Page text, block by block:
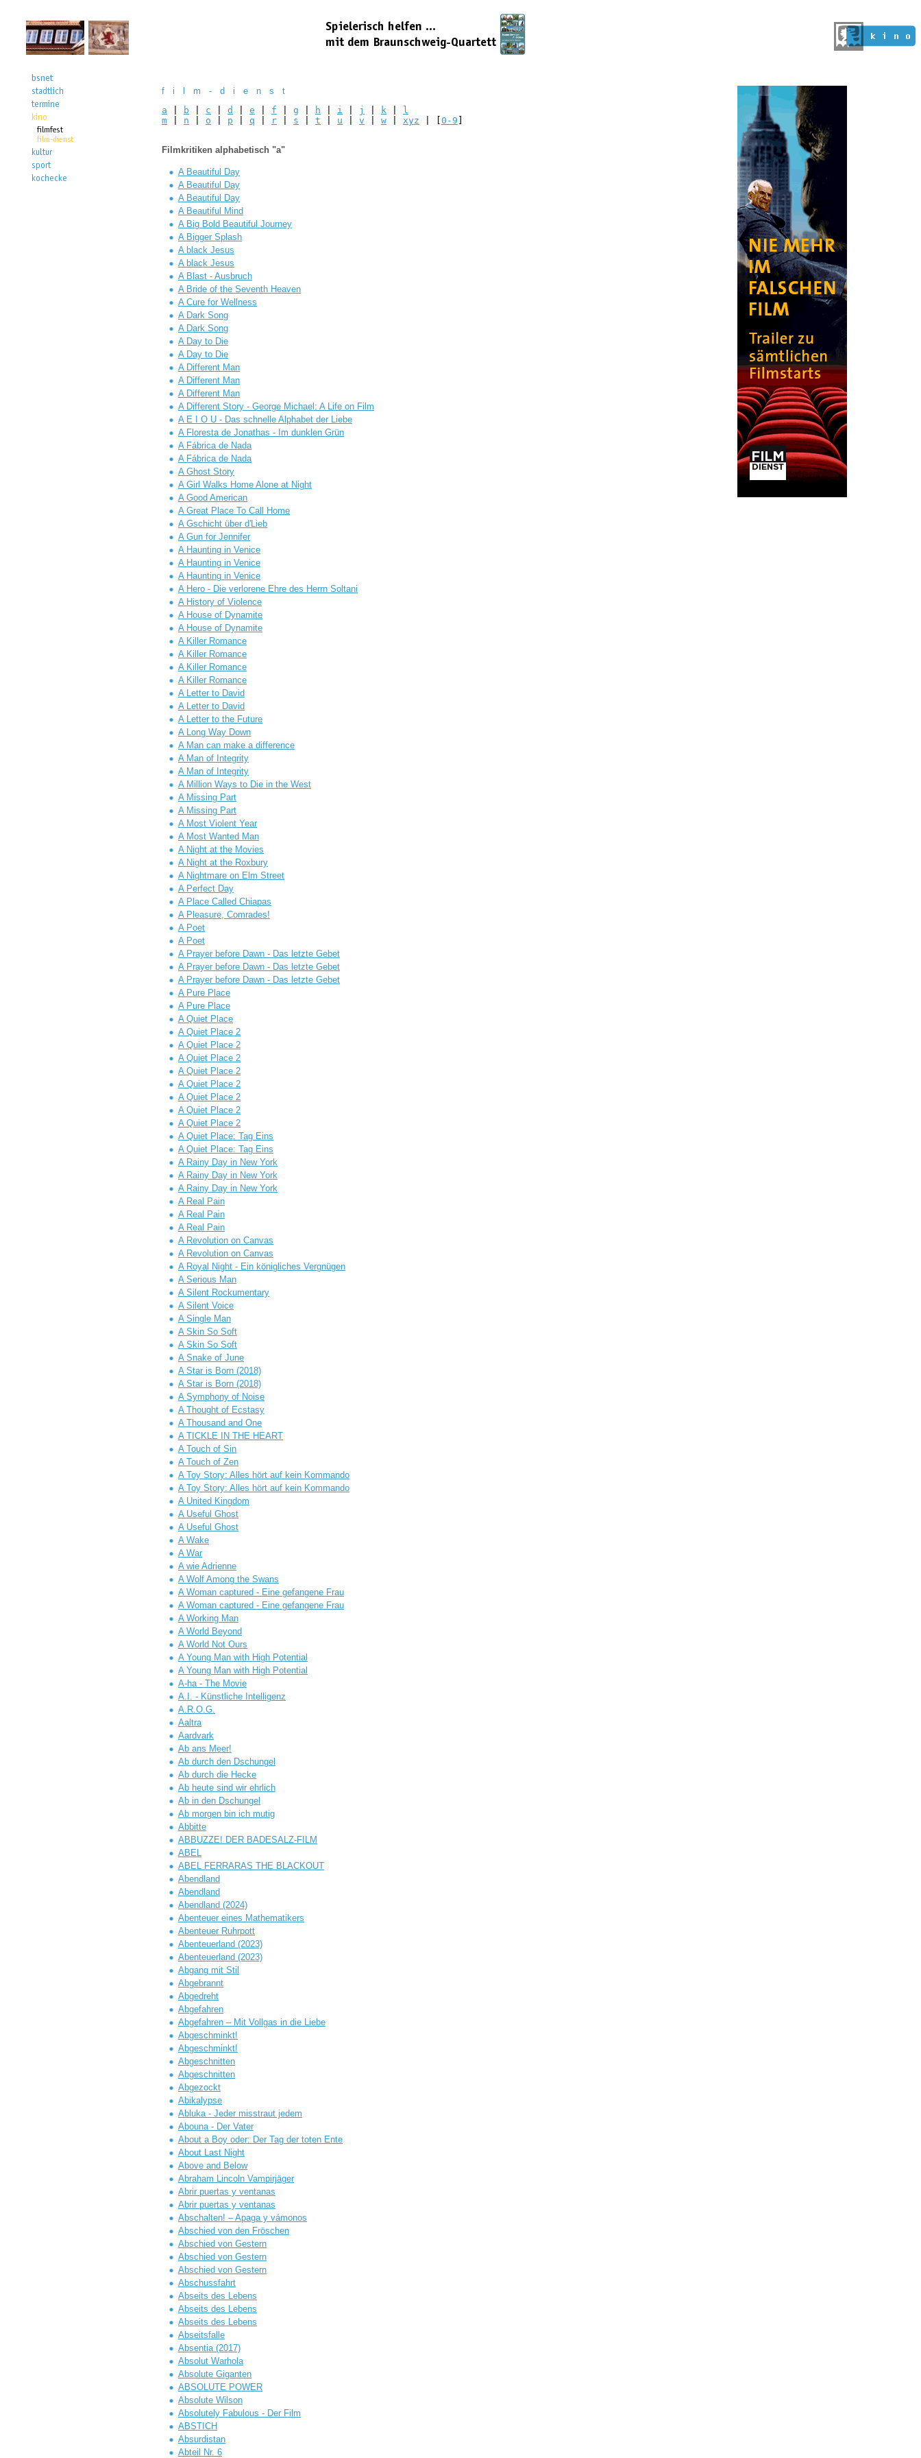
f i l m - d i e n s t
a
b c d e f g h i j k
l
m
n o p q r s t u v w xyz 0-9
Filmkritiken alphabetisch "a"
A Beautiful Day
A Beautiful Day
A Beautiful Day
A Beautiful Mind
A Big Bold Beautiful Journey
A Bigger Splash
A black Jesus
A black Jesus
A Blast - Ausbruch
A Bride of the Seventh Heaven
A Cure for Wellness
A Dark Song
A Dark Song
A Day to Die
A Day to Die
A Different Man
A Different Man
A Different Man
A Different Story - George Michael: A Life on Film
A E I O U - Das schnelle Alphabet der Liebe
A Floresta de Jonathas - Im dunklen Grün
A Fábrica de Nada
A Fábrica de Nada
A Ghost Story
A Girl Walks Home Alone at Night
A Good American
A Great Place To Call Home
A Gschicht über d'Lieb
A Gun for Jennifer
A Haunting in Venice
A Haunting in Venice
A Haunting in Venice
A Hero - Die verlorene Ehre des Herrn Soltani
A History of Violence
A House of Dynamite
A House of Dynamite
A Killer Romance
A Killer Romance
A Killer Romance
A Killer Romance
A Letter to David
A Letter to David
A Letter to the Future
A Long Way Down
A Man can make a difference
A Man of Integrity
A Man of Integrity
A Million Ways to Die in the West
A Missing Part
A Missing Part
A Most Violent Year
A Most Wanted Man
A Night at the Movies
A Night at the Roxbury
A Nightmare on Elm Street
A Perfect Day
A Place Called Chiapas
A Pleasure, Comrades!
A Poet
A Poet
A Prayer before Dawn - Das letzte Gebet
A Prayer before Dawn - Das letzte Gebet
A Prayer before Dawn - Das letzte Gebet
A Pure Place
A Pure Place
A Quiet Place
A Quiet Place 2
A Quiet Place 2
A Quiet Place 2
A Quiet Place 2
A Quiet Place 2
A Quiet Place 2
A Quiet Place 2
A Quiet Place 2
A Quiet Place: Tag Eins
A Quiet Place: Tag Eins
A Rainy Day in New York
A Rainy Day in New York
A Rainy Day in New York
A Real Pain
A Real Pain
A Real Pain
A Revolution on Canvas
A Revolution on Canvas
A Royal Night - Ein königliches Vergnügen
A Serious Man
A Silent Rockumentary
A Silent Voice
A Single Man
A Skin So Soft
A Skin So Soft
A Snake of June
A Star is Born (2018)
A Star is Born (2018)
A Symphony of Noise
A Thought of Ecstasy
A Thousand and One
A TICKLE IN THE HEART
A Touch of Sin
A Touch of Zen
A Toy Story: Alles hört auf kein Kommando
A Toy Story: Alles hört auf kein Kommando
A United Kingdom
A Useful Ghost
A Useful Ghost
A Wake
A War
A wie Adrienne
A Wolf Among the Swans
A Woman captured - Eine gefangene Frau
A Woman captured - Eine gefangene Frau
A Working Man
A World Beyond
A World Not Ours
A Young Man with High Potential
A Young Man with High Potential
A-ha - The Movie
A.I. - Künstliche Intelligenz
A.R.O.G.
Aaltra
Aardvark
Ab ans Meer!
Ab durch den Dschungel
Ab durch die Hecke
Ab heute sind wir ehrlich
Ab in den Dschungel
Ab morgen bin ich mutig
Abbitte
ABBUZZE! DER BADESALZ-FILM
ABEL
ABEL FERRARAS THE BLACKOUT
Abendland
Abendland
Abendland (2024)
Abenteuer eines Mathematikers
Abenteuer Ruhrpott
Abenteuerland (2023)
Abenteuerland (2023)
Abgang mit Stil
Abgebrannt
Abgedreht
Abgefahren
Abgefahren – Mit Vollgas in die Liebe
Abgeschminkt!
Abgeschminkt!
Abgeschnitten
Abgeschnitten
Abgezockt
Abikalypse
Abluka - Jeder misstraut jedem
Abouna - Der Vater
About a Boy oder: Der Tag der toten Ente
About Last Night
Above and Below
Abraham Lincoln Vampirjäger
Abrir puertas y ventanas
Abrir puertas y ventanas
Abschalten! – Apaga y vámonos
Abschied von den Fröschen
Abschied von Gestern
Abschied von Gestern
Abschied von Gestern
Abschussfahrt
Abseits des Lebens
Abseits des Lebens
Abseits des Lebens
Abseitsfalle
Absentia (2017)
Absolut Warhola
Absolute Giganten
ABSOLUTE POWER
Absolute Wilson
Absolutely Fabulous - Der Film
ABSTICH
Absurdistan
Abteil Nr. 6